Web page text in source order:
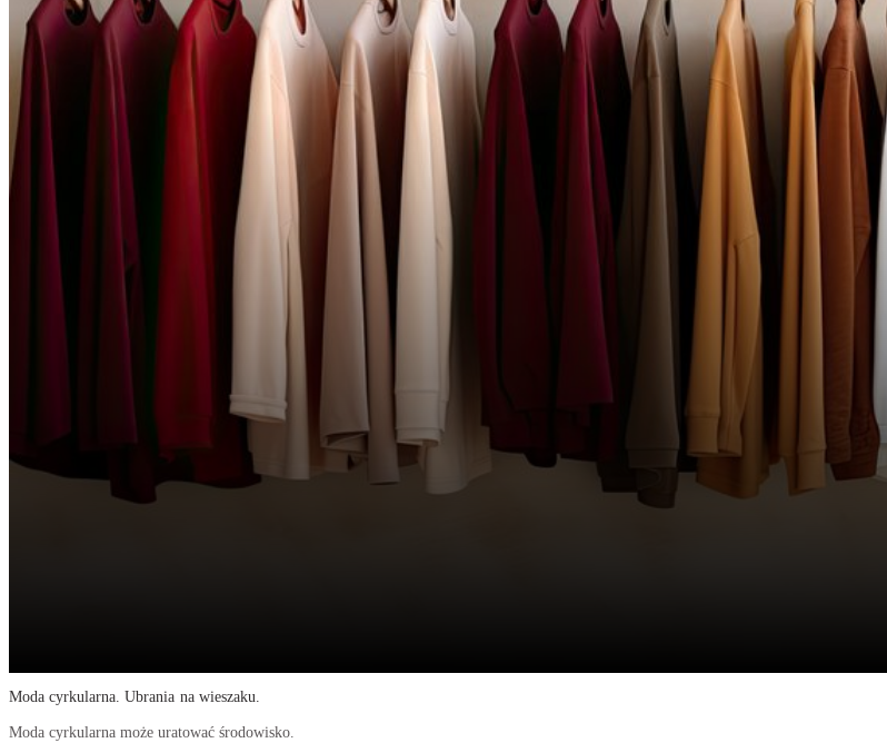
Moda cyrkularna. Ubrania na wieszaku.
Moda cyrkularna może uratować środowisko.